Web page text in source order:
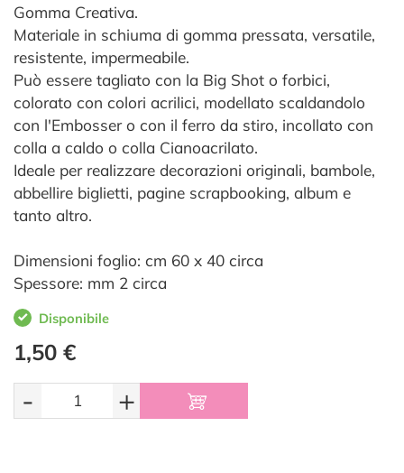
Gomma Creativa.
Materiale in schiuma di gomma pressata, versatile,
resistente, impermeabile.
Può essere tagliato con la Big Shot o forbici,
colorato con colori acrilici, modellato scaldandolo
con l'Embosser o con il ferro da stiro, incollato con
colla a caldo o colla Cianoacrilato.
Ideale per realizzare decorazioni originali, bambole,
abbellire biglietti, pagine scrapbooking, album e
tanto altro.
Dimensioni foglio: cm 60 x 40 circa
Spessore: mm 2 circa
Disponibile
1,50 €
- +